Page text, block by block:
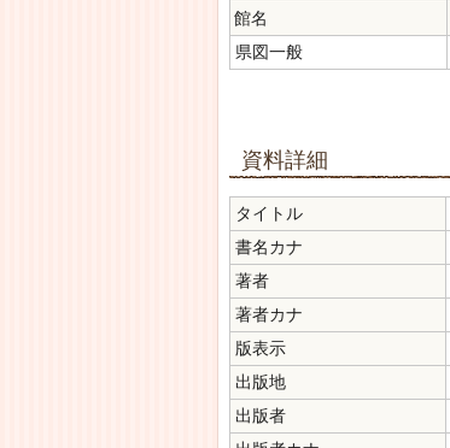
館名
県図一般
資料詳細
タイトル
書名カナ
著者
著者カナ
版表示
出版地
出版者